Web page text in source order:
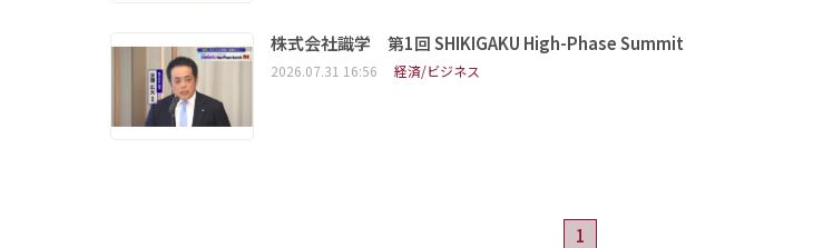
株式会社識学 第1回 SHIKIGAKU High-Phase Summit
2026.07.31 16:56 経済/ビジネス
1